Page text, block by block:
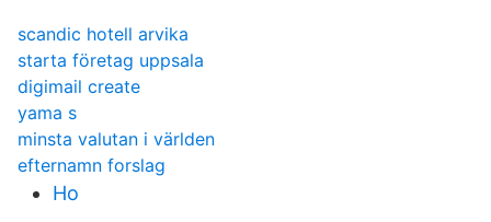
scandic hotell arvika
starta företag uppsala
digimail create
yama s
minsta valutan i världen
efternamn forslag
Ho